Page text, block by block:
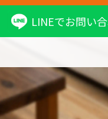
LINEでお問い